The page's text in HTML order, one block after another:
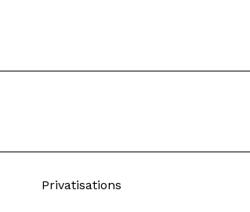
Privatisations